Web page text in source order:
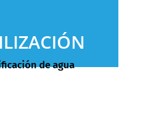
de agua